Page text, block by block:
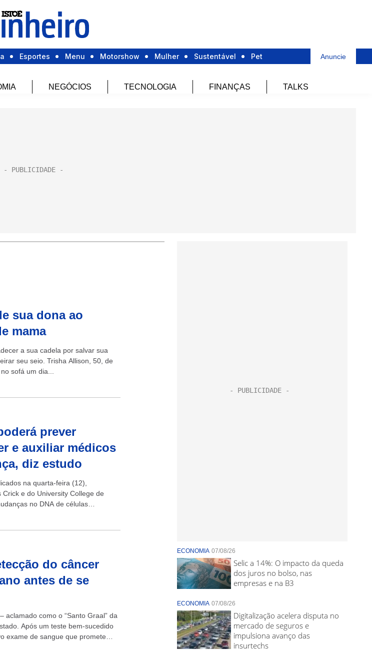
Esportes Menu Motorshow Mulher Sustentável Pet Anuncie
NEGÓCIOS TECNOLOGIA FINANÇAS TALKS
sua dona ao
mama
a sua cadela por salvar sua
seu seio. Trisha Allison, 50, de
sofá um dia...
prever
e auxiliar médicos
diz estudo
na quarta-feira (12),
e do University College de
no DNA de células
do câncer
antes de se
aclamado como o “Santo Graal” da
Após um teste bem-sucedido
exame de sangue que promete
ECONOMIA 07/08/26
Selic a 14%: O impacto da queda
dos juros no bolso, nas
empresas e na B3
ECONOMIA 07/08/26
Digitalização acelera disputa no
mercado de seguros e
impulsiona avanço das
insurtechs